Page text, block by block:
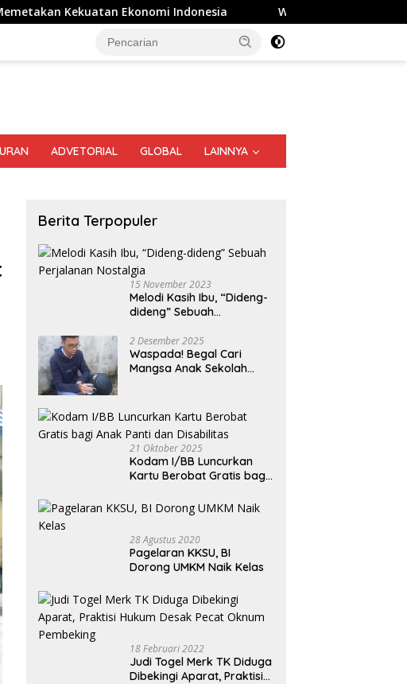
Indonesia Warga dan Sekolah Sambut Gembira
ADVETORIAL GLOBAL LAINNYA
Berita Terpopuler
15 November 2023
Melodi Kasih Ibu, “Dideng-
dideng” Sebuah
2 Desember 2025
Waspada! Begal Cari
Mangsa Anak Sekolah
Minta Didorong
21 Oktober 2025
Kodam I/BB Luncurkan
Kartu Berobat Gratis bagi
28 Agustus 2020
Pagelaran KKSU, BI
Dorong UMKM Naik Kelas
18 Februari 2022
Judi Togel Merk TK Diduga
Dibekingi Aparat, Praktisi